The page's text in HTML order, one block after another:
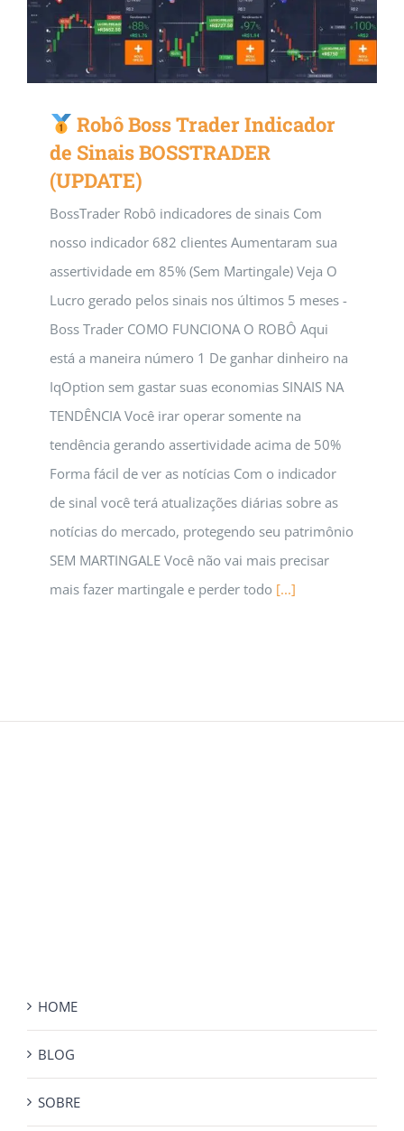
Robô Boss Trader Indicador
de Sinais BOSSTRADER
(UPDATE)
BossTrader Robô indicadores de sinais Com
nosso indicador 682 clientes Aumentaram sua
assertividade em 85% (Sem Martingale) Veja O
Lucro gerado pelos sinais nos últimos 5 meses -
Boss Trader COMO FUNCIONA O ROBÔ Aqui
está a maneira número 1 De ganhar dinheiro na
IqOption sem gastar suas economias SINAIS NA
TENDÊNCIA Você irar operar somente na
tendência gerando assertividade acima de 50%
Forma fácil de ver as notícias Com o indicador
de sinal você terá atualizações diárias sobre as
notícias do mercado, protegendo seu patrimônio
SEM MARTINGALE Você não vai mais precisar
mais fazer martingale e perder todo [...]
HOME
BLOG
SOBRE